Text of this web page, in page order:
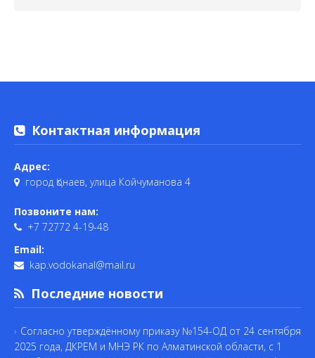
Контактная информация
Адрес:
город Қонаев, улица Койчуманова 4
Позвоните нам:
+7 72772 4-19-48
Email:
kap.vodokanal@mail.ru
Последние новости
Согласно утверждённому приказу №154-ОД от 24 сентября
2025 года, ДКРЕМ и МНЭ РК по Алматинской области, с 1